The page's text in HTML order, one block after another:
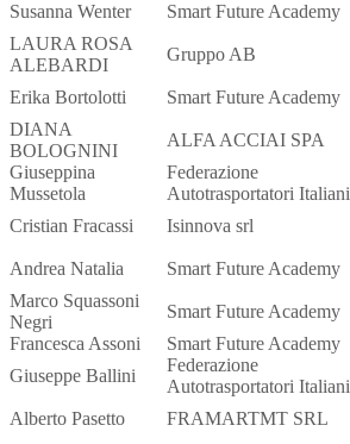
Susanna Wenter Smart Future Academy
LAURA ROSA
ALEBARDI
Gruppo AB
Erika Bortolotti Smart Future Academy
DIANA
BOLOGNINI
ALFA ACCIAI SPA
Giuseppina
Mussetola
Federazione
Autotrasportatori Italiani
Cristian Fracassi Isinnova srl
Andrea Natalia Smart Future Academy
Marco Squassoni
Negri
Smart Future Academy
Francesca Assoni
Smart Future Academy
Giuseppe Ballini
Federazione
Autotrasportatori Italiani
Alberto Pasetto FRAMARTMT SRL